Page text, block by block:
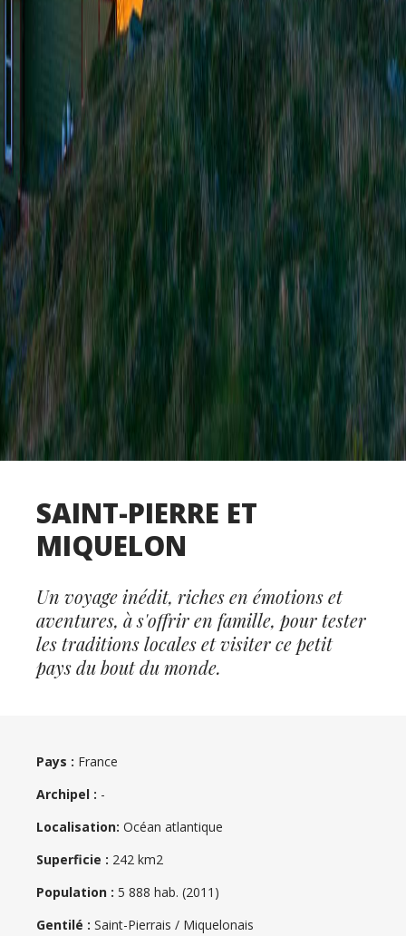
SAINT-PIERRE ET
MIQUELON
Un voyage inédit, riches en émotions et
aventures, à s'offrir en famille, pour tester
les traditions locales et visiter ce petit
pays du bout du monde.
Pays : France
Archipel : -
Localisation: Océan atlantique
Superficie : 242 km2
Population : 5 888 hab. (2011)
Gentilé : Saint-Pierrais / Miquelonais